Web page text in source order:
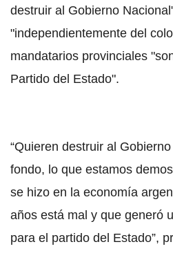
destruir al Gobierno
"independientemente del
mandatarios provinciales
Partido del Estado".
“Quieren destruir al
fondo, lo que estamos
se hizo en la economía
años está mal y que generó
para el partido del Estado”,